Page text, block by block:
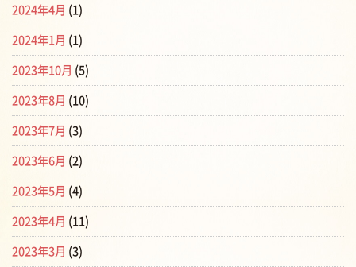
2024年4月 (1)
2024年1月 (1)
2023年10月 (5)
2023年8月 (10)
2023年7月 (3)
2023年6月 (2)
2023年5月 (4)
2023年4月 (11)
2023年3月 (3)